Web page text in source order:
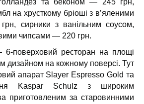
та беконом — 245 грн,
на хрусткому бріоші з в’яленими
сирники з ванільним соусом,
чипсами — 220 грн.
поверховий ресторан на площі
дизайном на кожному поверсі. Тут
апарат Slayer Espresso Gold та
Kaspar Schulz з широким
приготовленим за старовинними